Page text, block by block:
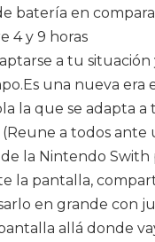
batería en
4 y 9 horas
a tu
una nueva
la que se adapta a
a todos
la Nintendo
la pantalla,
en grande con
allá donde